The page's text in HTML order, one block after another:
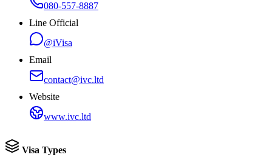
080-557-8887
Line Official
@iVisa
Email
contact@ivc.ltd
Website
www.ivc.ltd
Visa Types